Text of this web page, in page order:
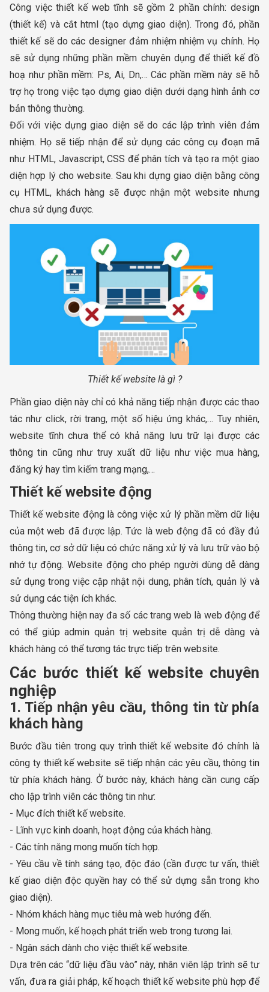
Công việc thiết kế web tĩnh sẽ gồm 2 phần chính: design
(thiết kế) và cắt html (tạo dựng giao diện). Trong đó, phần
thiết kế sẽ do các designer đảm nhiệm nhiệm vụ chính. Họ
sẽ sử dụng những phần mềm chuyên dụng để thiết kế đồ
hoạ như phần mềm: Ps, Ai, Dn,… Các phần mềm này sẽ hỗ
trợ họ trong việc tạo dựng giao diện dưới dạng hình ảnh cơ
bản thông thường.
Đối với việc dựng giao diện sẽ do các lập trình viên đảm
nhiệm. Họ sẽ tiếp nhận để sử dụng các công cụ đoạn mã
như HTML, Javascript, CSS để phân tích và tạo ra một giao
diện hợp lý cho website. Sau khi dựng giao diện bằng công
cụ HTML, khách hàng sẽ được nhận một website nhưng
chưa sử dụng được.
Thiết kế website là gì ?
Phần giao diện này chỉ có khả năng tiếp nhận được các thao
tác như click, rời trang, một số hiệu ứng khác,… Tuy nhiên,
website tĩnh chưa thể có khả năng lưu trữ lại được các
thông tin cũng như truy xuất dữ liệu như việc mua hàng,
đăng ký hay tìm kiếm trang mạng,…
Thiết kế website động
Thiết kế website động là công việc xử lý phần mềm dữ liệu
của một web đã được lập. Tức là web động đã có đầy đủ
thông tin, cơ sở dữ liệu có chức năng xử lý và lưu trữ vào bộ
nhớ tự động. Website động cho phép người dùng dễ dàng
sử dụng trong việc cập nhật nội dung, phân tích, quản lý và
sử dụng các tiện ích khác.
Thông thường hiện nay đa số các trang web là web động để
có thể giúp admin quản trị website quản trị dễ dàng và
khách hàng có thể tương tác trực tiếp trên website.
Các bước thiết kế website chuyên
nghiệp
1. Tiếp nhận yêu cầu, thông tin từ phía
khách hàng
Bước đầu tiên trong quy trình thiết kế website đó chính là
công ty thiết kế website sẽ tiếp nhận các yêu cầu, thông tin
từ phía khách hàng. Ở bước này, khách hàng cần cung cấp
cho lập trình viên các thông tin như:
- Mục đích thiết kế website.
- Lĩnh vực kinh doanh, hoạt động của khách hàng.
- Các tính năng mong muốn tích hợp.
- Yêu cầu về tính sáng tạo, độc đáo (cần được tư vấn, thiết
kế giao diện độc quyền hay có thể sử dựng sẵn trong kho
giao diện).
- Nhóm khách hàng mục tiêu mà web hướng đến.
- Mong muốn, kế hoạch phát triển web trong tương lai.
- Ngân sách dành cho việc thiết kế website.
Dựa trên các “dữ liệu đầu vào” này, nhân viên lập trình sẽ tư
vấn, đưa ra giải pháp, kế hoạch thiết kế website phù hợp để